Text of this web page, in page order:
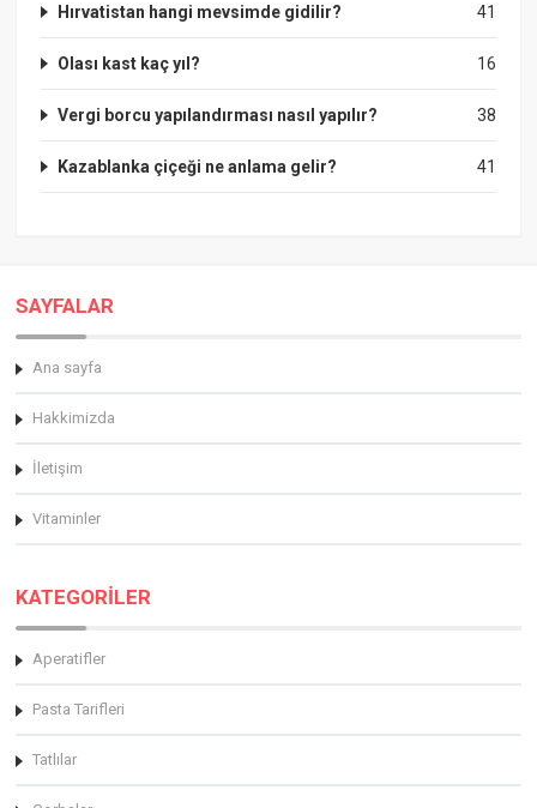
41
Hırvatistan hangi mevsimde gidilir?
16
Olası kast kaç yıl?
38
Vergi borcu yapılandırması nasıl yapılır?
41
Kazablanka çiçeği ne anlama gelir?
SAYFALAR
Ana sayfa
Hakkimizda
İletişim
Vitaminler
KATEGORİLER
Aperatifler
Pasta Tarifleri
Tatlılar